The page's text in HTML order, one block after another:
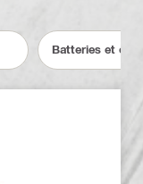
Batteries et